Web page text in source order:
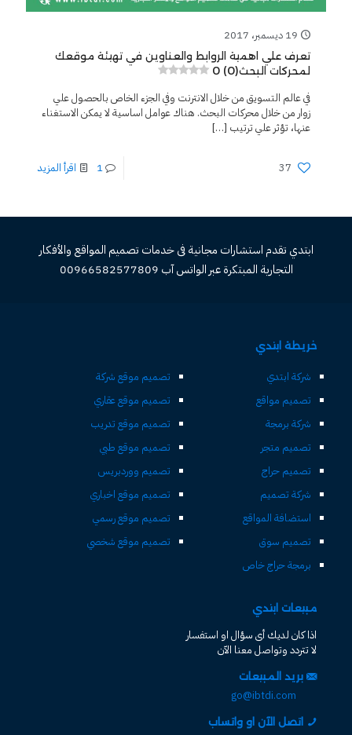
19 ديسمبر، 2017
تعرف علي اهمية الروابط والعناوين في تهيئة موقعك
لمحركات البحث0 (0)
في عالم التسويق من خلال الانترنت وفي الجزء الخاص بالحصول علي
زوار من خلال محركات البحث. هناك عوامل اساسية لا يمكن الاستغناء
عنها، تؤثر علي ترتيب […]
37
1 اقرأ المزيد
ابتدي تقدم استشارات مجانية فى خدمات تصميم المواقع والأفكار
التجارية المبتكرة عبر الواتس آب 00966582577809
خريطة ابتدي
شركة ابتدي
تصميم مواقع
شركة برمجة
تصميم متجر
تصميم حراج
شركة تصميم
استضافة المواقع
تصميم سوق
برمجة حراج خاص
تصميم موقع شركة
تصميم موقع عقاري
تصميم موقع تدريب
تصميم موقع طبي
تصميم ووردبريس
تصميم موقع اخباري
تصميم موقع رسمي
تصميم موقع شخصي
مبيعات ابتدي
اذا كان لديك أى سؤال او استفسار
لا تتردد وتواصل معنا الآن
بريد المبيعات
go@ibtdi.com
اتصل الآن او واتساب